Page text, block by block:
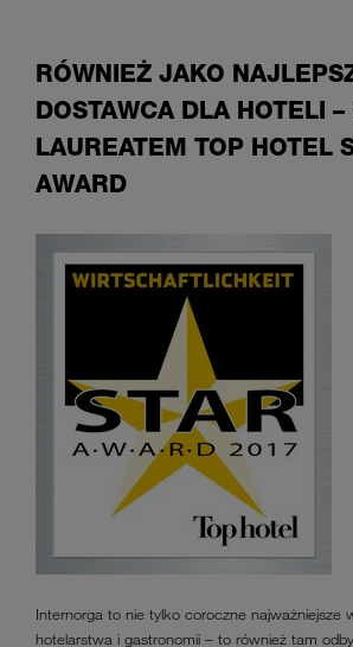
RÓWNIEŻ JAKO
DOSTAWCA DLA HOTELI
LAUREATEM TOP HOTEL
AWARD
Internorga to nie tylko coroczne najważniejsze
hotelarstwa i gastronomii – to również tam